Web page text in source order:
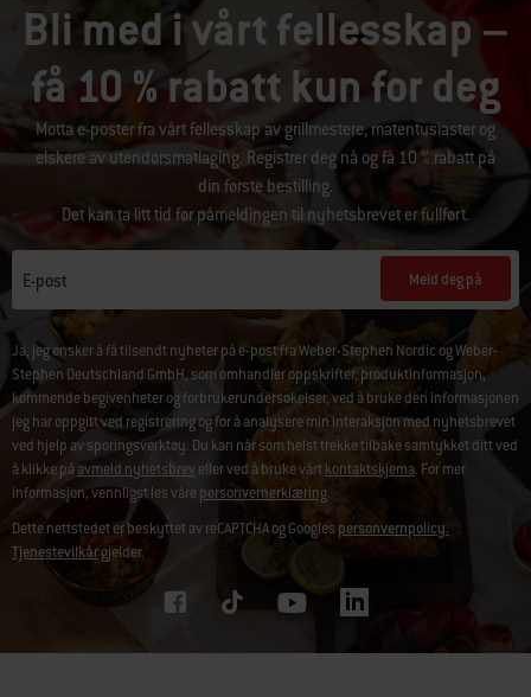
Bli med i vårt fellesskap –
få 10 % rabatt kun for deg
Motta e-poster fra vårt fellesskap av grillmestere, matentusiaster og
elskere av utendørsmatlaging. Registrer deg nå og få 10 % rabatt på
din første bestilling.
Det kan ta litt tid før påmeldingen til nyhetsbrevet er fullført.
E-post Meld deg på
Ja, jeg ønsker å få tilsendt nyheter på e-post fra Weber-Stephen Nordic og Weber-
Stephen Deutschland GmbH, som omhandler oppskrifter, produktinformasjon,
kommende begivenheter og forbrukerundersøkelser, ved å bruke den informasjonen
jeg har oppgitt ved registrering og for å analysere min interaksjon med nyhetsbrevet
ved hjelp av sporingsverktøy. Du kan når som helst trekke tilbake samtykket ditt ved
å klikke påavmeld nyhetsbreveller ved å bruke vårtkontaktskjema. For mer
informasjon, vennligst les vårepersonvernerklæring.
Dette nettstedet er beskyttet av reCAPTCHA og Googlespersonvernpolicy.
Tjenestevilkårgjelder.